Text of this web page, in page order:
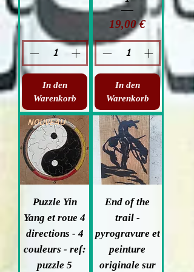
In den
Warenkorb
Preis
19,00 €
In den
Warenkorb
NOUVEAU
Puzzle Yin
Yang et roue 4
directions - 4
couleurs - ref:
puzzle 5
End of the
trail -
pyrogravure et
peinture
originale sur